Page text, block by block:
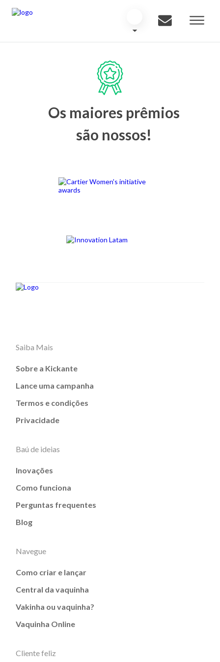
Os maiores prêmios
são nossos!
Saiba Mais
Sobre a Kickante
Lance uma campanha
Termos e condições
Privacidade
Baú de ideias
Inovações
Como funciona
Perguntas frequentes
Blog
Navegue
Como criar e lançar
Central da vaquinha
Vakinha ou vaquinha?
Vaquinha Online
Cliente feliz